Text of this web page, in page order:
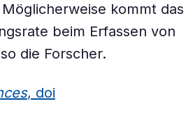
kommt das
beim Erfassen von
die Forscher.
, doi